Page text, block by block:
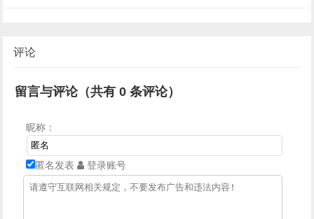
评论
留言与评论（共有0 条评论）
昵称：
匿名发表 登录账号